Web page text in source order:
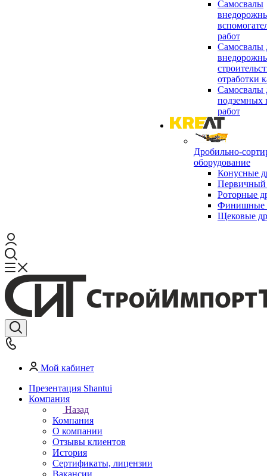
Самосвалы
работ
Самосвалы
отработки
Самосвалы
подземных
работ
Дробильно-
оборудование
Конусные
Первичный
Роторные
Финишные
Щековые
Мой кабинет
Презентация Shantui
Компания
Назад
Компания
О компании
Отзывы клиентов
История
Сертификаты, лицензии
Вакансии